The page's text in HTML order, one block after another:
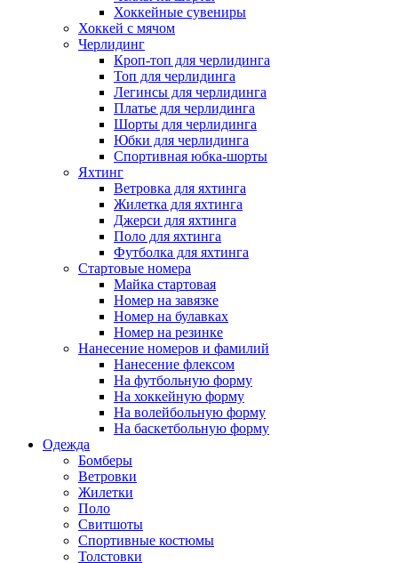
Хоккейные сувениры
Хоккей с мячом
Черлидинг
Кроп-топ для черлидинга
Топ для черлидинга
Легинсы для черлидинга
Платье для черлидинга
Шорты для черлидинга
Юбки для черлидинга
Спортивная юбка-шорты
Яхтинг
Ветровка для яхтинга
Жилетка для яхтинга
Джерси для яхтинга
Поло для яхтинга
Футболка для яхтинга
Стартовые номера
Майка стартовая
Номер на завязке
Номер на булавках
Номер на резинке
Нанесение номеров и фамилий
Нанесение флексом
На футбольную форму
На хоккейную форму
На волейбольную форму
На баскетбольную форму
Одежда
Бомберы
Ветровки
Жилетки
Поло
Свитшоты
Спортивные костюмы
Толстовки